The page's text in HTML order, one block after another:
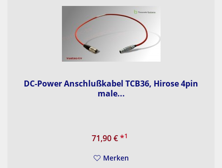
DC-Power Anschlußkabel TCB36, Hirose 4pin
male...
71,90 €*1
Merken